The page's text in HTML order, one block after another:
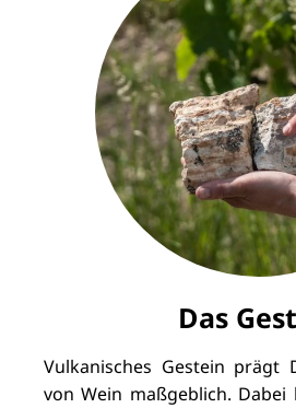
Das
Vulkanisches Gestein prägt
von Wein maßgeblich.